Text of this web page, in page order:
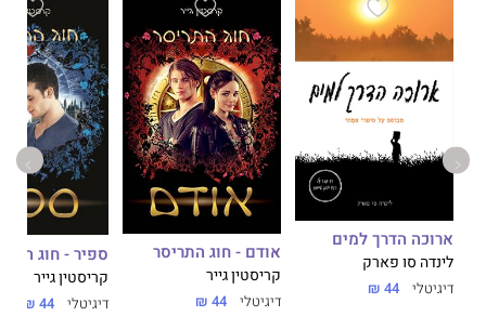
ארוכה הדרך למים
לינדה סו פארק
דיגיטלי 44 ₪
אודם - חוג התריסר
קריסטין גייר
דיגיטלי 44 ₪
ספיר - חוג
קריסטין גייר
דיגיטלי 44 ₪